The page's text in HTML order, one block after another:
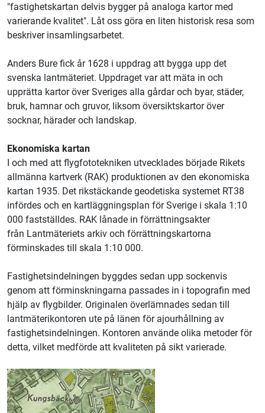
"fastighetskartan delvis bygger på analoga kartor med
varierande kvalitet". Låt oss göra en liten historisk resa som
beskriver insamlingsarbetet.
Anders Bure fick år 1628 i uppdrag att bygga upp det
svenska lantmäteriet. Uppdraget var att mäta in och
upprätta kartor över Sveriges alla gårdar och byar, städer,
bruk, hamnar och gruvor, liksom översiktskartor över
socknar, härader och landskap.
Ekonomiska kartan
I och med att flygfototekniken utvecklades började Rikets
allmänna kartverk (RAK) produktionen av den ekonomiska
kartan 1935. Det rikstäckande geodetiska systemet RT38
infördes och en kartläggningsplan för Sverige i skala 1:10
000 fastställdes. RAK lånade in förrättningsakter
från Lantmäteriets arkiv och förrättningskartorna
förminskades till skala 1:10 000.
Fastighetsindelningen byggdes sedan upp sockenvis
genom att förminskningarna passades in i topografin med
hjälp av flygbilder. Originalen överlämnades sedan till
lantmäterikontoren ute på länen för ajourhållning av
fastighetsindelningen. Kontoren använde olika metoder för
detta, vilket medförde att kvaliteten på sikt varierade.